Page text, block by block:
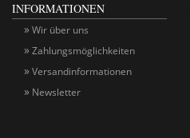
INFORMATIONEN
Wir über uns
Zahlungsmöglichkeiten
Versandinformationen
Newsletter